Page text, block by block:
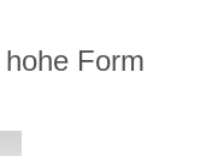
Form